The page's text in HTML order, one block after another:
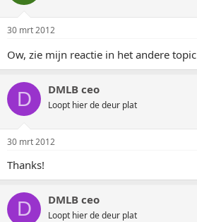
30 mrt 2012
Ow, zie mijn reactie in het andere topic
D DMLB ceo
Loopt hier de deur plat
30 mrt 2012
Thanks!
D DMLB ceo
Loopt hier de deur plat